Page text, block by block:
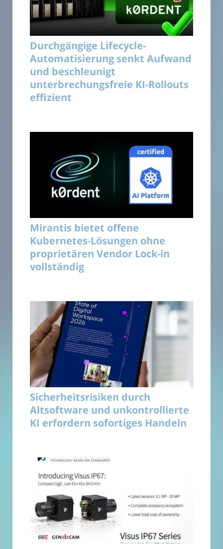
Durchgängige Lifecycle-
Automatisierung senkt Aufwand
und beschleunigt
unterbrechungsfreie KI-Rollouts
effizient
Mirantis bietet offene
Kubernetes-Lösungen ohne
proprietären Vendor Lock-in
vollständig
Sicherheitsrisiken durch
Altsoftware und unkontrollierte
KI erfordern sofortiges Handeln